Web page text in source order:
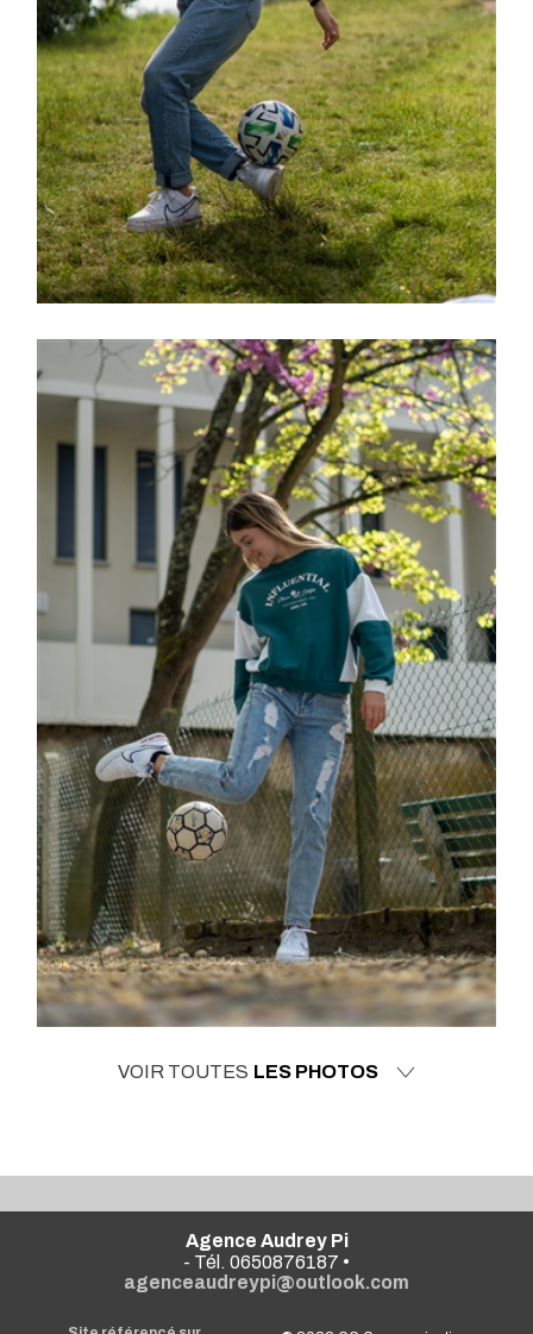
VOIR TOUTES LES PHOTOS
Agence Audrey Pi
- Tél. 0650876187 •
agenceaudreypi@outlook.com